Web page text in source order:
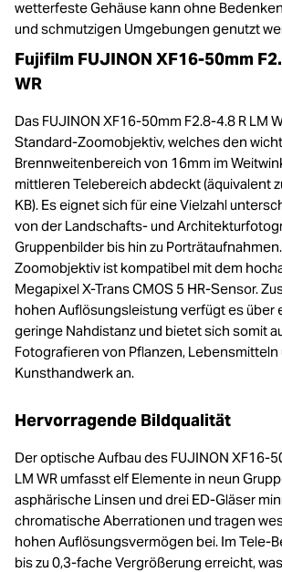
wetterfeste Gehäuse kann ohne
und schmutzigen Umgebungen genutzt
Fujifilm FUJINON XF16-50mm
WR
Das FUJINON XF16-50mm F2.8-4.8 R LM
Standard-Zoomobjektiv, welches den
Brennweitenbereich von 16mm im
mittleren Telebereich abdeckt (äquivalent
KB). Es eignet sich für eine Vielzahl
von der Landschafts- und
Gruppenbilder bis hin zu
Zoomobjektiv ist kompatibel mit dem
Megapixel X-Trans CMOS 5 HR-Sensor.
hohen Auflösungsleistung verfügt es über
geringe Nahdistanz und bietet sich somit
Fotografieren von Pflanzen, Lebensmitteln
Kunsthandwerk an.
Hervorragende Bildqualität
Der optische Aufbau des FUJINON XF16-
LM WR umfasst elf Elemente in neun
asphärische Linsen und drei ED-Gläser
chromatische Aberrationen und tragen
hohen Auflösungsvermögen bei. Im Tele-
bis zu 0,3-fache Vergrößerung erreicht,